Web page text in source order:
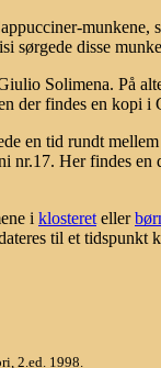
disse
Solimena. På
der findes en kopi i
en tid rundt
nr.17. Her findes
i klosteret eller
til et tidspunkt
2.ed. 1998.